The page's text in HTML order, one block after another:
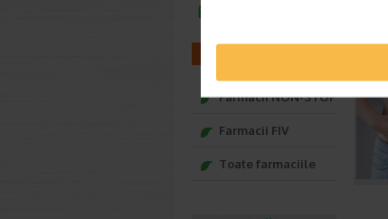
Farmacii NON-STOP
Farmacii FIV
Toate farmaciile